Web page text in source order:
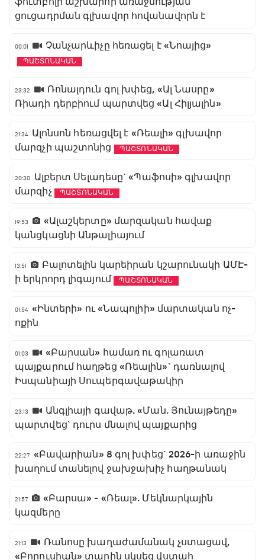
ցուցադրման գլխավոր հովանավորն է
00:01 Չանչարևիչը հեռացել է «Նոայից»
ՊԱՇՏՈՆԱԿԱՆ
23:32
Ռոնալդուն գոլ խփեց, «Ալ Նասրը»
Ռիադի դերբիում պարտվեց «Ալ Հիլյալին»
21:34 Ալոնսոն հեռացվել է «Ռեալի» գլխավոր
մարզչի պաշտոնից
ՊԱՇՏՈՆԱԿԱՆ
20:30
Ալբերտ Սելադեսը` «Պաֆոսի» գլխավոր
մարզիչ
ՊԱՇՏՈՆԱԿԱՆ
19:53
«Ալաշկերտը» մարզական հավաք
կանցկացնի Անթալիայում
13:51
Բալոտելին կարեիրան կշարունակի ԱՄԷ-
ի երկրորդ լիգայում
ՊԱՇՏՈՆԱԿԱՆ
01:54 «Ինտերի» ու «Նապոլիի» մարտական ոչ-
ոքին
01:03
«Բարսան» համառ ու գոլառատ
պայքարում հաղթեց «Ռեալին»` դառնալով
Իսպանիայի Սուպերգավաթակիր
23:13
Անգլիայի գավաթ. «Ման. Յունայթեդը»
պարտվեց` դուրս մնալով պայքարից
22:27 «Բավարիան» 8 գոլ խփեց` 2026-ի առաջին
խաղում տանելով ջախջախիչ հաղթանակ
21:57
«Բարսա» - «Ռեալ». Մեկնարկային
կազմերը
21:13
Ռանոսը խաղաժամանակ չստացավ,
«Բորուսիան» տարին սկսեց վստահ